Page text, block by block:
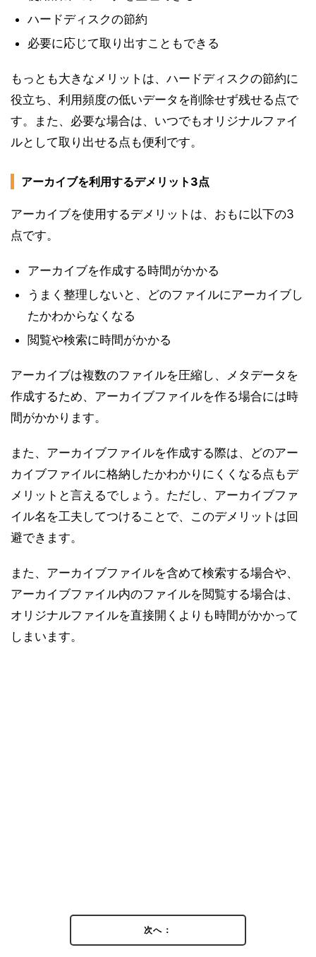
ハードディスクの節約
必要に応じて取り出すこともできる
もっとも大きなメリットは、ハードディスクの節約に
役立ち、利用頻度の低いデータを削除せず残せる点で
す。また、必要な場合は、いつでもオリジナルファイ
ルとして取り出せる点も便利です。
アーカイブを利用するデメリット3点
アーカイブを使用するデメリットは、おもに以下の3
点です。
アーカイブを作成する時間がかかる
うまく整理しないと、どのファイルにアーカイブし
たかわからなくなる
閲覧や検索に時間がかかる
アーカイブは複数のファイルを圧縮し、メタデータを
作成するため、アーカイブファイルを作る場合には時
間がかかります。
また、アーカイブファイルを作成する際は、どのアー
カイブファイルに格納したかわかりにくくなる点もデ
メリットと言えるでしょう。ただし、アーカイブファ
イル名を工夫してつけることで、このデメリットは回
避できます。
また、アーカイブファイルを含めて検索する場合や、
アーカイブファイル内のファイルを閲覧する場合は、
オリジナルファイルを直接開くよりも時間がかかって
しまいます。
次へ：